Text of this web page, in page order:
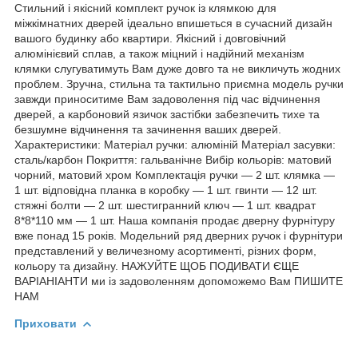
Стильний і якісний комплект ручок із клямкою для
міжкімнатних дверей ідеально впишеться в сучасний дизайн
вашого будинку або квартири. Якісний і довговічний
алюмінієвий сплав, а також міцний і надійний механізм
клямки слугуватимуть Вам дуже довго та не викличуть жодних
проблем. Зручна, стильна та тактильно приємна модель ручки
завжди приноситиме Вам задоволення під час відчинення
дверей, а карбоновий язичок застібки забезпечить тихе та
безшумне відчинення та зачинення ваших дверей.
Характеристики: Матеріал ручки: алюміній Матеріал засувки:
сталь/карбон Покриття: гальванічне Вибір кольорів: матовий
чорний, матовий хром Комплектація ручки — 2 шт. клямка —
1 шт. відповідна планка в коробку — 1 шт. гвинти — 12 шт.
стяжні болти — 2 шт. шестигранний ключ — 1 шт. квадрат
8*8*110 мм — 1 шт. Наша компанія продає дверну фурнітуру
вже понад 15 років. Модельний ряд дверних ручок і фурнітури
представлений у величезному асортименті, різних форм,
кольору та дизайну. НАЖУЙТЕ ЩОБ ПОДИВАТИ ЄЩЕ
ВАРІАНІАНТИ ми із задоволенням допоможемо Вам ПИШИТЕ
НАМ
Приховати